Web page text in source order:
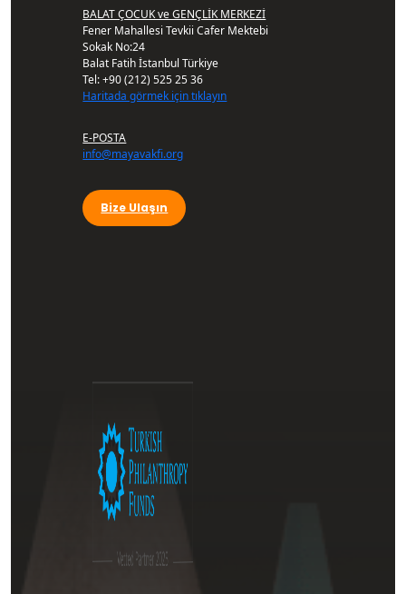
BALAT ÇOCUK ve GENÇLİK MERKEZİ
Fener Mahallesi Tevkii Cafer Mektebi
Sokak No:24
Balat Fatih İstanbul Türkiye
Tel: +90 (212) 525 25 36
Haritada görmek için tıklayın
E-POSTA
info@mayavakfi.org
Bize Ulaşın